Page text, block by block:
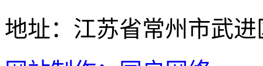
地址：江苏省常州市武